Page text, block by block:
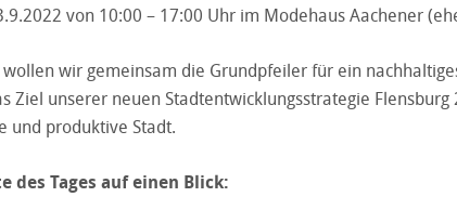
von 10:00 – 17:00 Uhr im Modehaus Aachener
wollen wir gemeinsam die Grundpfeiler für ein
Ziel unserer neuen Stadtentwicklungsstrategie
und produktive Stadt.
des Tages auf einen Blick: